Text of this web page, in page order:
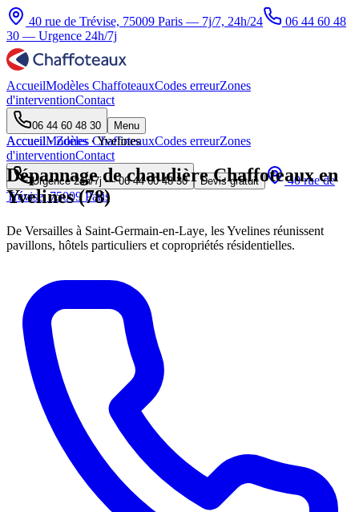
40 rue de Trévise, 75009 Paris — 7j/7, 24h/24
06 44 60 48
30 — Urgence 24h/7j
AccueilModèles ChaffoteauxCodes erreurZones
d'interventionContact
06 44 60 48 30 Menu
AccueilModèles ChaffoteauxCodes erreurZones
d'interventionContact
Urgence 24h/7j —06 44 60 48 30 Devis gratuit
40 rue de
Trévise, 75009 Paris
Accueil·Zones·Yvelines
Dépannage de chaudière Chaffoteaux en
Yvelines (78)
De Versailles à Saint-Germain-en-Laye, les Yvelines réunissent
pavillons, hôtels particuliers et copropriétés résidentielles.